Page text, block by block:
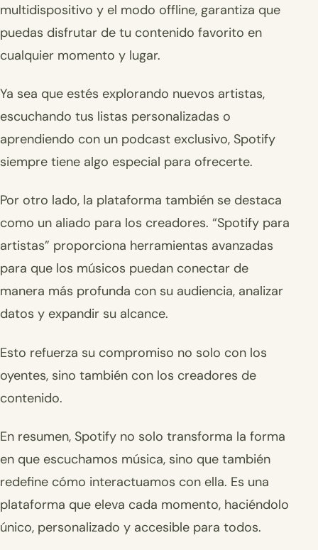
multidispositivo y el modo offline, garantiza que
puedas disfrutar de tu contenido favorito en
cualquier momento y lugar.
Ya sea que estés explorando nuevos artistas,
escuchando tus listas personalizadas o
aprendiendo con un podcast exclusivo, Spotify
siempre tiene algo especial para ofrecerte.
Por otro lado, la plataforma también se destaca
como un aliado para los creadores. “Spotify para
artistas” proporciona herramientas avanzadas
para que los músicos puedan conectar de
manera más profunda con su audiencia, analizar
datos y expandir su alcance.
Esto refuerza su compromiso no solo con los
oyentes, sino también con los creadores de
contenido.
En resumen, Spotify no solo transforma la forma
en que escuchamos música, sino que también
redefine cómo interactuamos con ella. Es una
plataforma que eleva cada momento, haciéndolo
único, personalizado y accesible para todos.